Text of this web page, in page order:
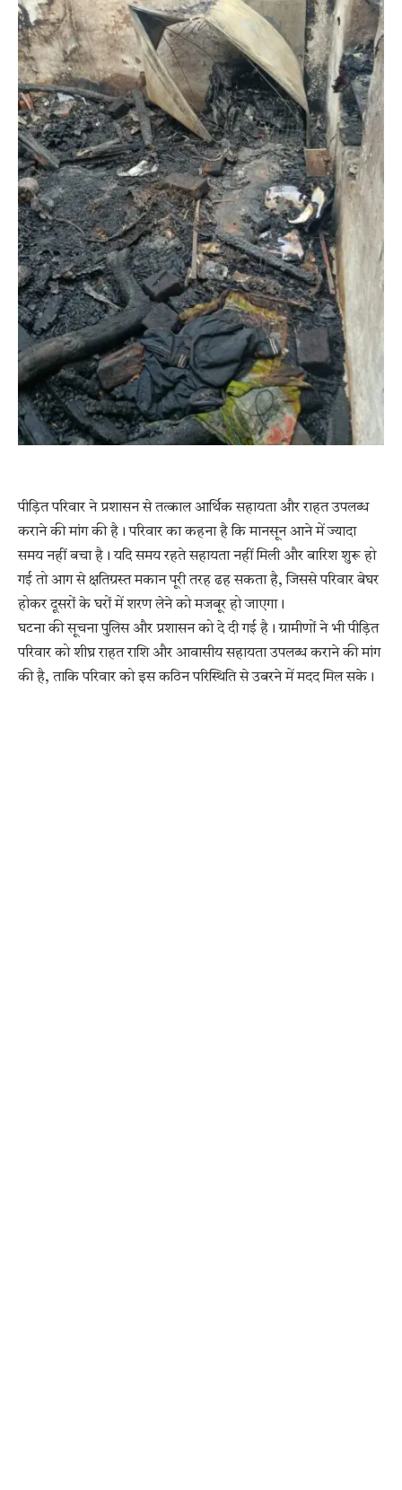
पीड़ित परिवार ने प्रशासन से तत्काल आर्थिक सहायता और राहत उपलब्ध
कराने की मांग की है। परिवार का कहना है कि मानसून आने में ज्यादा
समय नहीं बचा है। यदि समय रहते सहायता नहीं मिली और बारिश शुरू हो
गई तो आग से क्षतिग्रस्त मकान पूरी तरह ढह सकता है, जिससे परिवार बेघर
होकर दूसरों के घरों में शरण लेने को मजबूर हो जाएगा।
घटना की सूचना पुलिस और प्रशासन को दे दी गई है। ग्रामीणों ने भी पीड़ित
परिवार को शीघ्र राहत राशि और आवासीय सहायता उपलब्ध कराने की मांग
की है, ताकि परिवार को इस कठिन परिस्थिति से उबरने में मदद मिल सके।